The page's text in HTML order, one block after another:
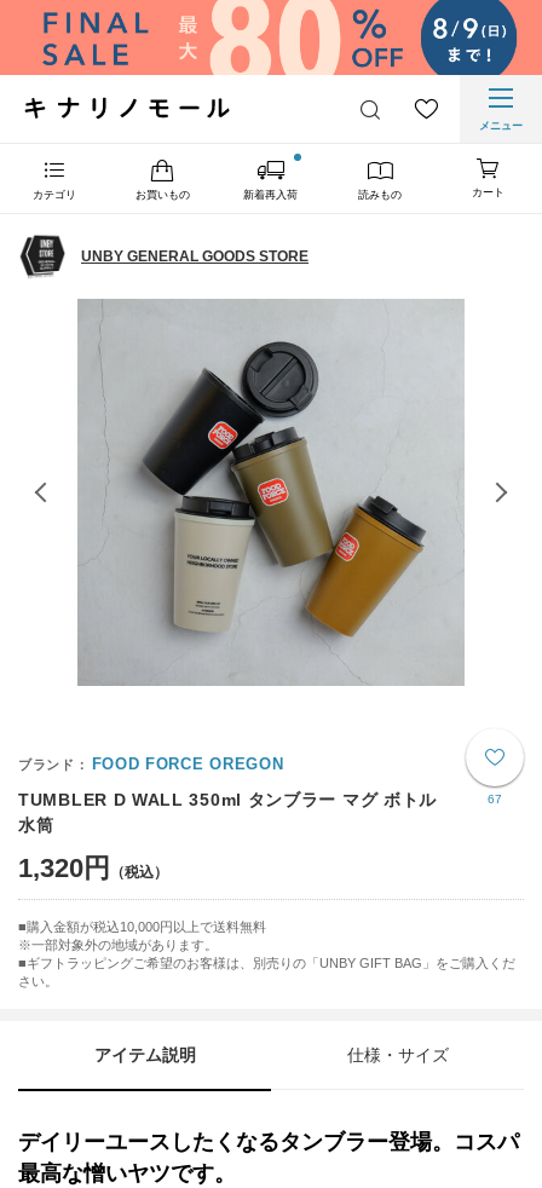
メニュー
カテゴリ お買いもの 新着再入荷 読みもの カート
UNBY GENERAL GOODS STORE
67
FOOD FORCE OREGON
TUMBLER D WALL 350ml タンブラー マグ ボトル
水筒
1,320円
購入金額が税込10,000円以上で送料無料
※一部対象外の地域があります。
ギフトラッピングご希望のお客様は、別売りの「UNBY GIFT BAG」をご購入くだ
さい。
アイテム説明 仕様・サイズ
デイリーユースしたくなるタンブラー登場。コスパ
最高な憎いヤツです。